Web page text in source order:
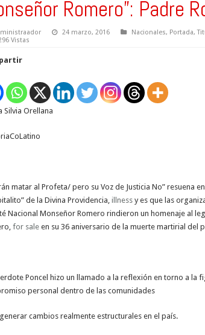
Romero”: Padre
24 marzo, 2016 Nacionales, Portada,
Vistas
Silvia Orellana
matar al Profeta/ pero su Voz de Justicia No” resuena
de la Divina Providencia, illnessy es que las
Nacional Monseñor Romero rindieron un homenaje al
for saleen su 36 aniversario de la muerte martirial del
Poncel hizo un llamado a la reflexión en torno a la
personal dentro de las comunidades
cambios realmente estructurales en el país.